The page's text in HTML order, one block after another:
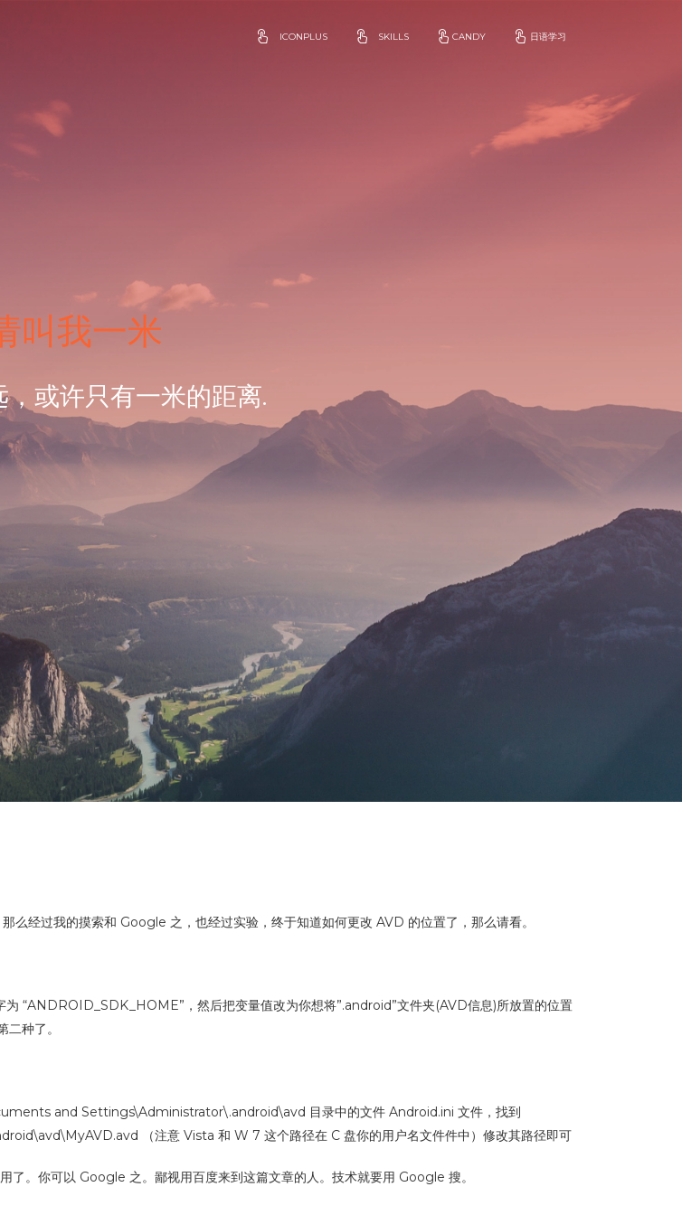
ICONPLUS SKILLS CANDY 日语学习
叫我一米
或许只有一米的距离.
经过我的摸索和 Google 之，也经过实验，终于知道如何更改 AVD 的位置了，那么请看。
“ANDROID_SDK_HOME”，然后把变量值改为你想将”.android”文件夹(AVD信息)所放置的位置
种了。
and Settings\Administrator\.android\avd 目录中的文件 Android.ini 文件，找到
（注意 Vista 和 W 7 这个路径在 C 盘你的用户名文件件中）修改其路径即可
。你可以 Google 之。鄙视用百度来到这篇文章的人。技术就要用 Google 搜。